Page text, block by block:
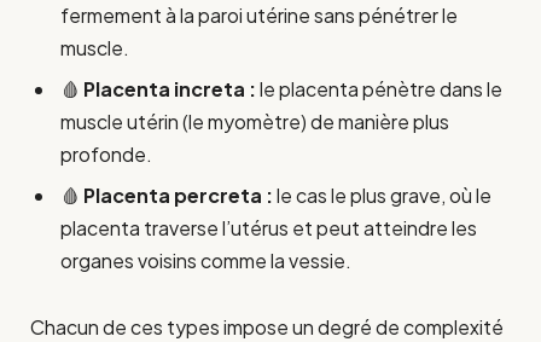
fermement à la paroi utérine sans pénétrer le
muscle.
🩸 Placenta increta :le placenta pénètre dans le
muscle utérin (le myomètre) de manière plus
profonde.
🩸 Placenta percreta :le cas le plus grave, où le
placenta traverse l’utérus et peut atteindre les
organes voisins comme la vessie.
Chacun de ces types impose un degré de complexité